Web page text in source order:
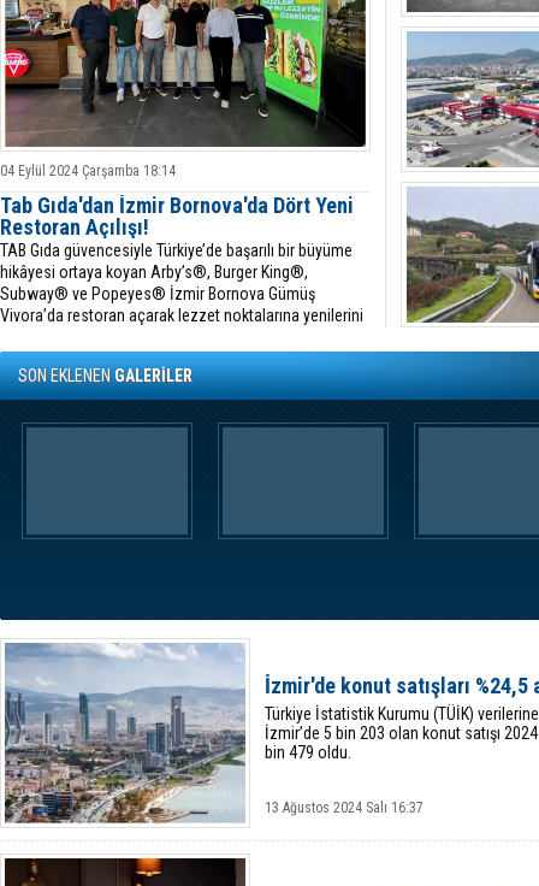
04 Eylül 2024 Çarşamba 18:14
Tab Gıda'dan İzmir Bornova'da Dört Yeni
Restoran Açılışı!
TAB Gıda güvencesiyle Türkiye’de başarılı bir büyüme
hikâyesi ortaya koyan Arby’s®, Burger King®,
Subway® ve Popeyes® İzmir Bornova Gümüş
Vivora’da restoran açarak lezzet noktalarına yenilerini
SON EKLENENGALERİLER
İzmir'de konut satışları %24,5
Türkiye İstatistik Kurumu (TÜİK)
İzmir’de 5 bin 203 olan konut satışı
bin 479 oldu.
13 Ağustos 2024 Salı 16:37